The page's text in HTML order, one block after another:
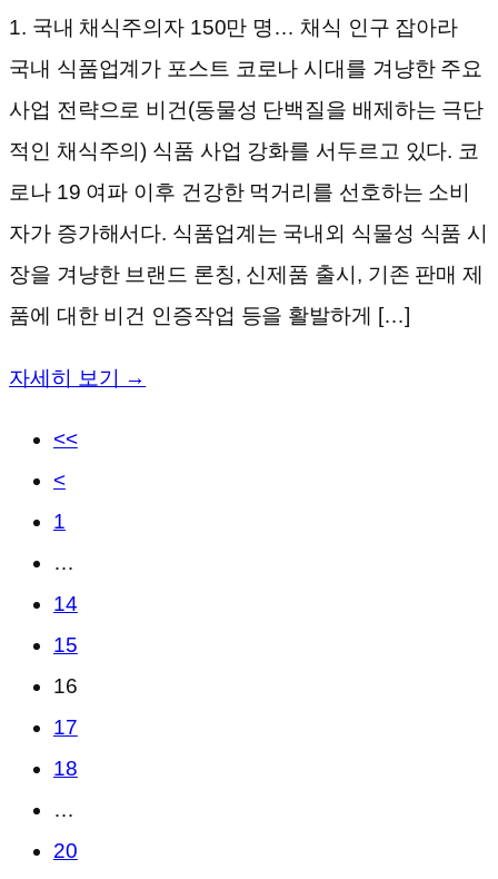
1. 국내 채식주의자 150만 명… 채식 인구 잡아라
국내 식품업계가 포스트 코로나 시대를 겨냥한 주요
사업 전략으로 비건(동물성 단백질을 배제하는 극단
적인 채식주의) 식품 사업 강화를 서두르고 있다. 코
로나 19 여파 이후 건강한 먹거리를 선호하는 소비
자가 증가해서다. 식품업계는 국내외 식물성 식품 시
장을 겨냥한 브랜드 론칭, 신제품 출시, 기존 판매 제
품에 대한 비건 인증작업 등을 활발하게 […]
자세히 보기 →
<<
<
1
…
14
15
16
17
18
…
20